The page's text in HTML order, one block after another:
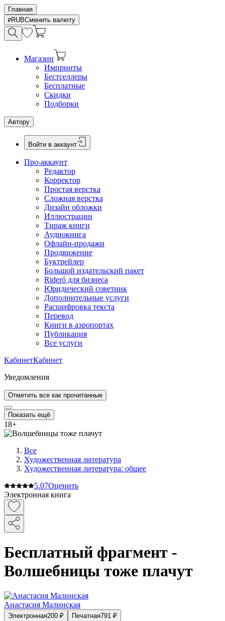
Главная
RUBСменить валюту
Магазин
Импринты
Бестселлеры
Бесплатные
Скидки
Подборки
Автору
Войти в аккаунт
Про-аккаунт
Редактор
Корректор
Простая верстка
Сложная верстка
Дизайн обложки
Иллюстрации
Тираж книги
Аудиокнига
Офлайн-продажи
Продвижение
Буктрейлер
Большой издательский пакет
Rideró для бизнеса
Юридический советник
Дополнительные услуги
Расшифровка текста
Перевод
Книги в аэропортах
Публикация
Все услуги
КабинетКабинет
Уведомления
Отметить все как прочитанные
Показать ещё
18+
Все
Художественная литература
Художественная литература: общее
5.07Оценить
Электронная книга
Бесплатный фрагмент -
Волшебницы тоже плачут
Анастасия Малинская
Электронная200 ₽ Печатная791 ₽